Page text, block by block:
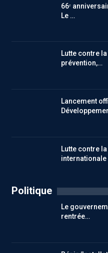
66ᵉ
Le …
Lutte contre
prévention,…
Lancement
Lutte contre
internationale
Politique
Le
rentrée…